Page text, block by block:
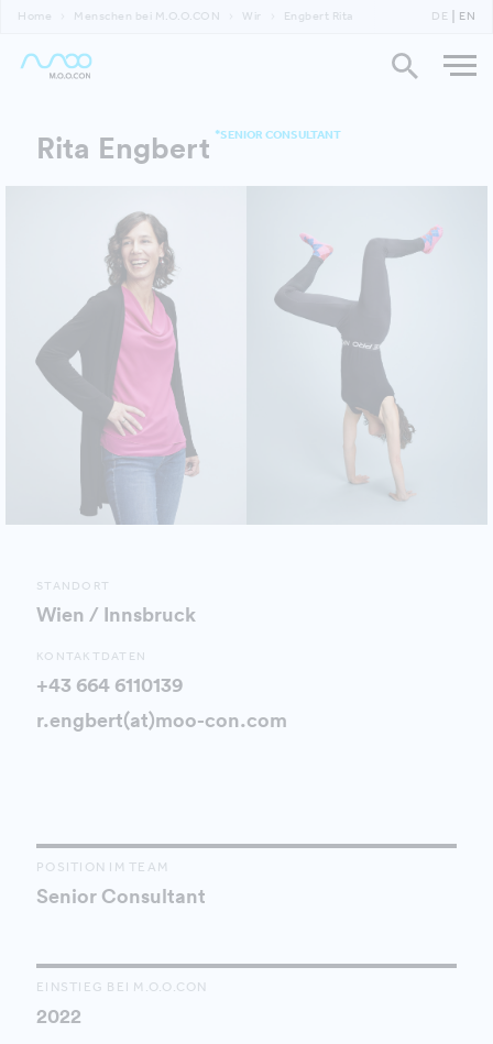
Home Menschen bei M.O.O.CON Wir Engbert Rita DE EN
Rita Engbert *SENIOR CONSULTANT
STANDORT
Wien / Innsbruck
KONTAKTDATEN
+43 664 6110139
r.engbert(at)moo-con.com
POSITION IM TEAM
Senior Consultant
EINSTIEG BEI M.O.O.CON
2022